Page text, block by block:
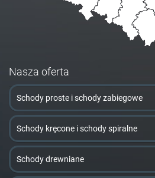
Nasza oferta
Schody proste i schody zabiegowe
Schody kręcone i schody spiralne
Schody drewniane